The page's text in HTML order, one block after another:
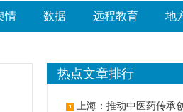
情 数据 远程教育 地
热点文章排行
上海：推动中医药传承